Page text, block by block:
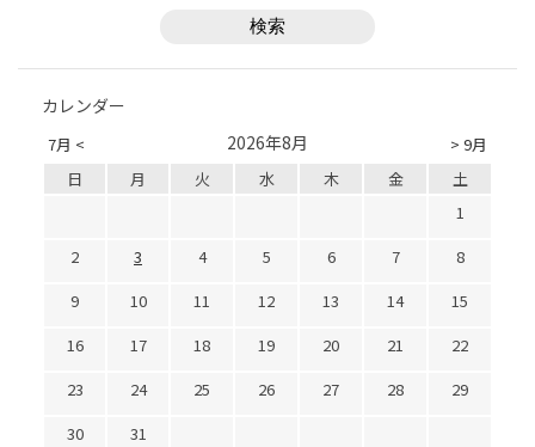
カレンダー
7月 < > 9月
2026年8月
日 月 火 水 木 金
土
1
2
3 4 5 6 7
8
9
10 11 12 13 14
15
16
17 18 19 20 21
22
23
24 25 26 27 28
29
30
31